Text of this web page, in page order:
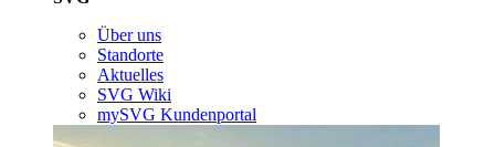
Über uns
Standorte
Aktuelles
SVG Wiki
mySVG Kundenportal